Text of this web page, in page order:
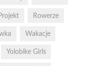
Rowerze
Wakacje
Yolobike Girls